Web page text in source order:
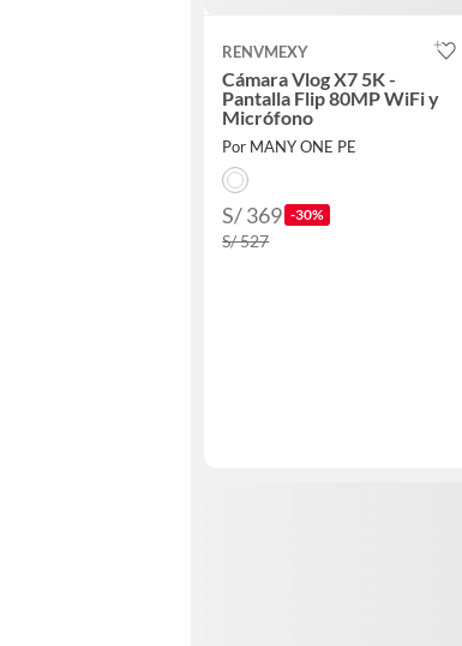
RENVMEXY
Cámara Vlog X7 5K -
Pantalla Flip 80MP WiFi y
Micrófono
Por MANY ONE PE
S/ 369 -30%
S/ 527